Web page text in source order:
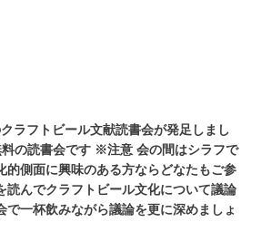
ラフトビール文献読書会が発足しまし
料の読書会です ※注意 会の間はシラフで
的側面に興味のある方ならどなたもご参
読んでクラフトビール文化について議論
で一杯飲みながら議論を更に深めましょ